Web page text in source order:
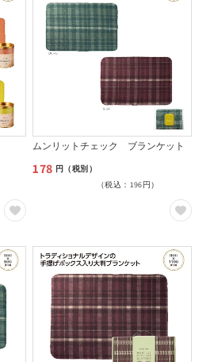
ムンリットチェック ブランケット
通
178 円（税別）
（税込：196円）